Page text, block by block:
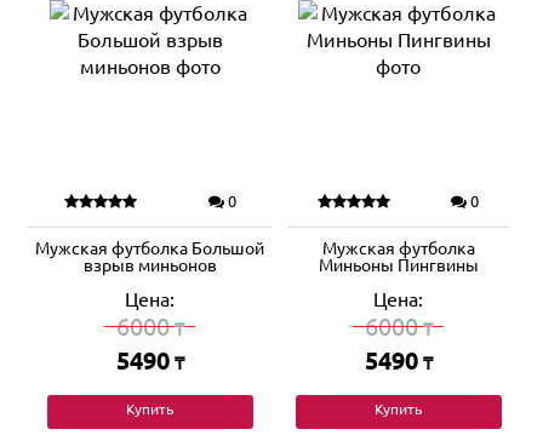
0
Мужская футболка Большой
взрыв миньонов
Цена:
6000₸
5490 ₸
Купить
0
Мужская футболка
Миньоны Пингвины
Цена:
6000₸
5490 ₸
Купить